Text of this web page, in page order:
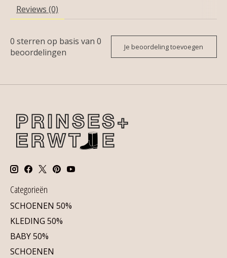
Reviews (0)
0 sterren op basis van 0
beoordelingen
Je beoordeling toevoegen
Categorieën
SCHOENEN 50%
KLEDING 50%
BABY 50%
SCHOENEN